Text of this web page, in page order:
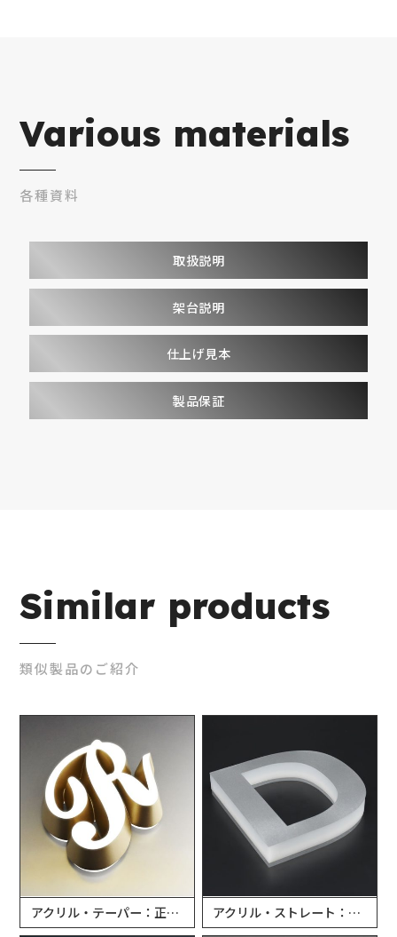
Various materials
各種資料
取扱説明
架台説明
仕上げ見本
製品保証
Similar products
類似製品のご紹介
アクリル・テーパー：正・裏側面発光チャンネル文字 アクリル・ストレート：側面発光チャンネル文字